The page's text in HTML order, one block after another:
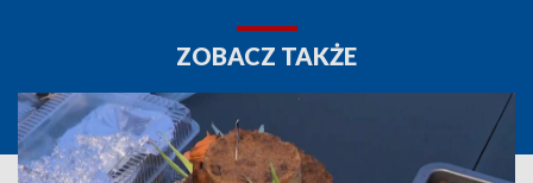
ZOBACZ TAKŻE